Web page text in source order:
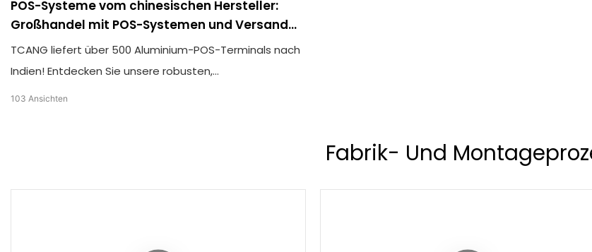
POS-Systeme vom chinesischen Hersteller:
Großhandel mit POS-Systemen und Versand
nach Indien – TCANG Technology
TCANG liefert über 500 Aluminium-POS-Terminals nach
Indien! Entdecken Sie unsere robusten,
hitzebeständigen Geräte – bereit für den Weltmarkt.
103 Ansichten
Fabrik- Und